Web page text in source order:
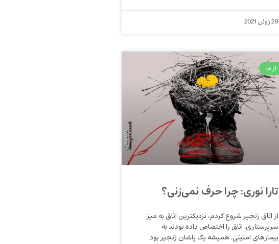
29 ژوئن 2021
از ما
تارا نوری: چرا حرف نمی‌زنی؟
از اتاق زنجیر شروع ‌کردم، نزدیکترین اتاق به میز
سرپرستاری. اتاق را اختصاص داده بودند به
بیمارهای امنیتی. همیشه یک پاشان زنجیر بود.